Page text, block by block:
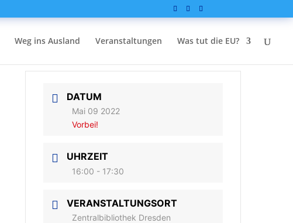
Weg ins Ausland Veranstaltungen Was tut die EU?
DATUM
Mai 09 2022
Vorbei!
UHRZEIT
16:00 - 17:30
VERANSTALTUNGSORT
Zentralbibliothek Dresden